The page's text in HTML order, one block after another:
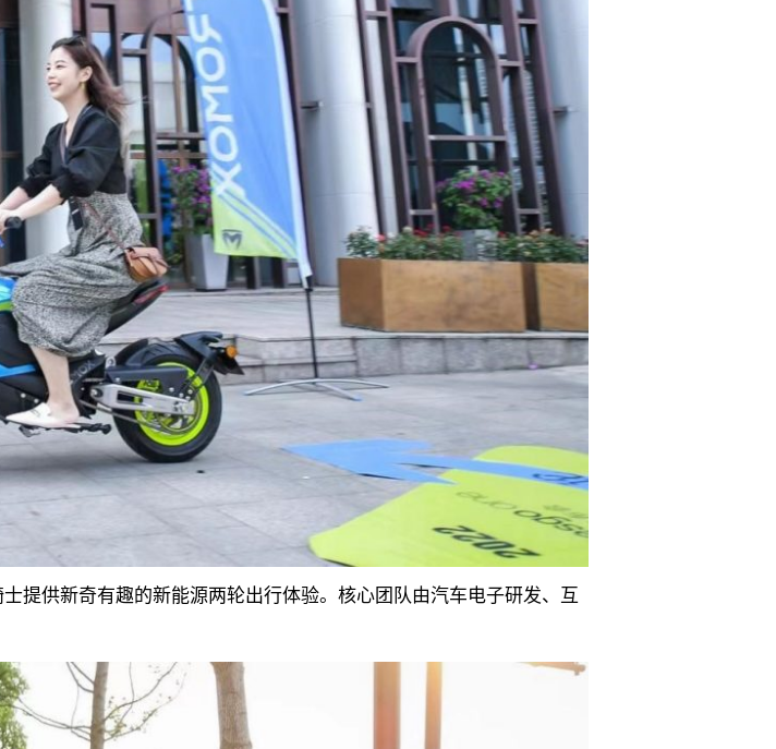
提供新奇有趣的新能源两轮出行体验。核心团队由汽车电子研发、互